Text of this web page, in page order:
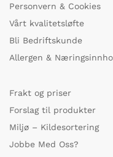
Personvern & Cookies
Vårt kvalitetsløfte
Bli Bedriftskunde
Allergen &
Frakt og priser
Forslag til produkter
Miljø – Kildesortering
Jobbe Med Oss?